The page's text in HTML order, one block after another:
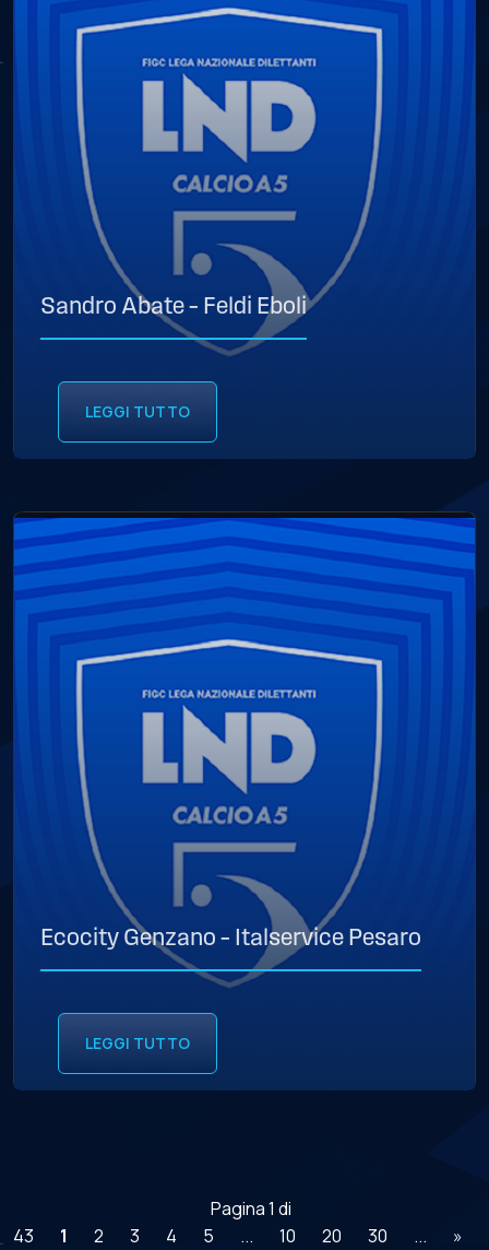
Sandro Abate – Feldi Eboli
LEGGI TUTTO
Ecocity Genzano – Italservice Pesaro
LEGGI TUTTO
Pagina 1 di
43
1 2 3 4 5 ... 10 20 30 ...
»